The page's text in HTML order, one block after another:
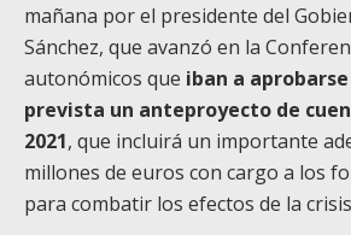
mañana por el presidente del
Sánchez, que avanzó en la
autonómicos que iban a
prevista un anteproyecto de
2021, que incluirá un importante
millones de euros con cargo a los
para combatir los efectos de la